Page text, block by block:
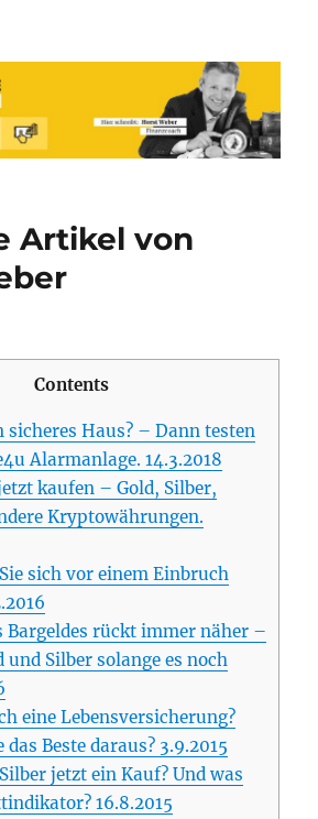
und Vermögen
Sachwerten-Silber-
Goldmünzen
Artikel von
Contents
sicheres Haus? – Dann testen
Alarmanlage. 14.3.2018
kaufen – Gold, Silber,
Kryptowährungen.
sich vor einem Einbruch
Bargeldes rückt immer näher –
und Silber solange es noch
eine Lebensversicherung?
das Beste daraus? 3.9.2015
jetzt ein Kauf? Und was
16.8.2015